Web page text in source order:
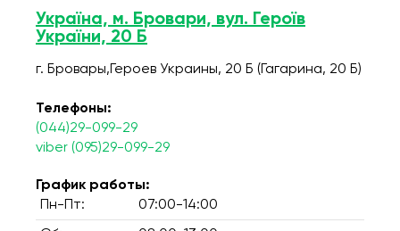
Україна, м. Бровари, вул. Героїв
України, 20 Б
г. Бровары,Героев Украины, 20 Б (Гагарина, 20 Б)
Телефоны:
(044)29-099-29
viber (095)29-099-29
График работы:
Пн-Пт:
07:00-14:00